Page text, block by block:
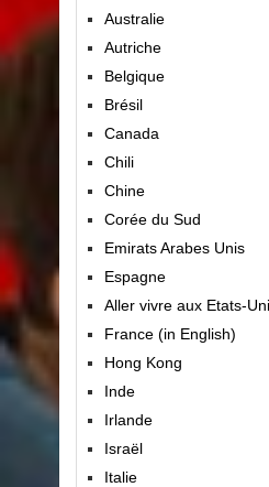
Australie
Autriche
Belgique
Brésil
Canada
Chili
Chine
Corée du Sud
Emirats Arabes Unis
Espagne
Aller vivre aux Etats-
France (in English)
Hong Kong
Inde
Irlande
Israël
Italie